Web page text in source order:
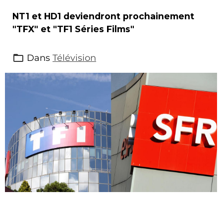
NT1 et HD1 deviendront prochainement
"TFX" et "TF1 Séries Films"
Dans Télévision